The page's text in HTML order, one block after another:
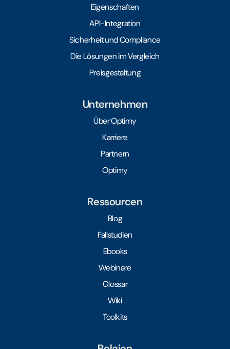
Eigenschaften
API-Integration
Sicherheit und Compliance
Die Lösungen im Vergleich
Preisgestaltung
Unternehmen
Über Optimy
Karriere
Partnern
Optimy
Ressourcen
Blog
Fallstudien
Ebooks
Webinare
Glossar
Wiki
Toolkits